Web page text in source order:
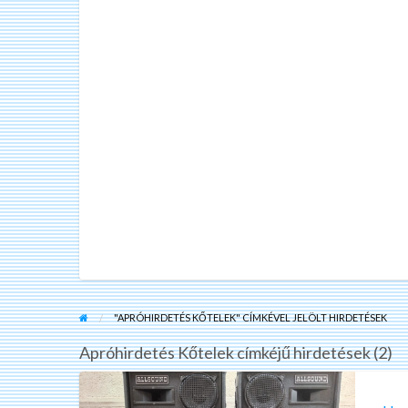
"APRÓHIRDETÉS KŐTELEK" CÍMKÉVEL JELÖLT HIRDETÉSEK
Apróhirdetés Kőtelek címkéjű hirdetések (2)
Hangfalpárok